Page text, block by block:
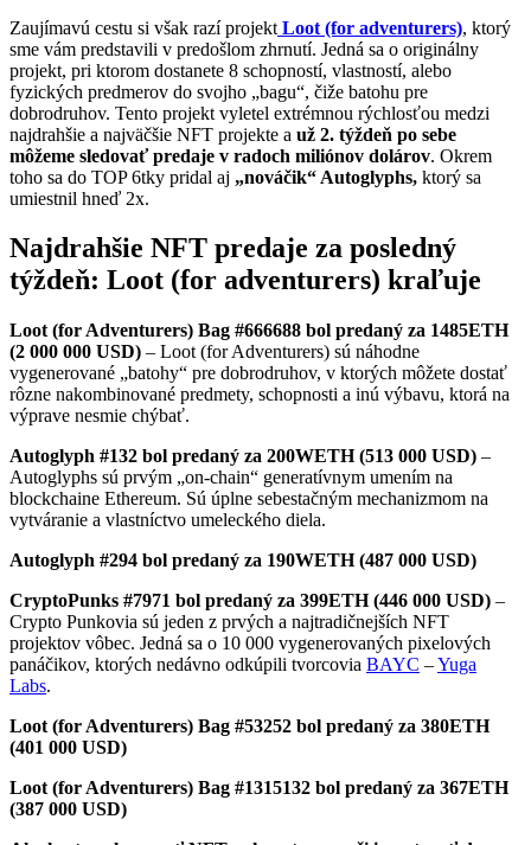
Zaujímavú cestu si však razí projekt Loot (for adventurers), ktorý
sme vám predstavili v predošlom zhrnutí. Jedná sa o originálny
projekt, pri ktorom dostanete 8 schopností, vlastností, alebo
fyzických predmerov do svojho „bagu“, čiže batohu pre
dobrodruhov. Tento projekt vyletel extrémnou rýchlosťou medzi
najdrahšie a najväčšie NFT projekte a už 2. týždeň po sebe
môžeme sledovať predaje v radoch miliónov dolárov. Okrem
toho sa do TOP 6tky pridal aj „nováčik“ Autoglyphs, ktorý sa
umiestnil hneď 2x.
Najdrahšie NFT predaje za posledný
týždeň: Loot (for adventurers) kraľuje
Loot (for Adventurers) Bag #666688 bol predaný za 1485ETH
(2 000 000 USD) – Loot (for Adventurers) sú náhodne
vygenerované „batohy“ pre dobrodruhov, v ktorých môžete dostať
rôzne nakombinované predmety, schopnosti a inú výbavu, ktorá na
výprave nesmie chýbať.
Autoglyph #132 bol predaný za 200WETH (513 000 USD) –
Autoglyphs sú prvým „on-chain“ generatívnym umením na
blockchaine Ethereum. Sú úplne sebestačným mechanizmom na
vytváranie a vlastníctvo umeleckého diela.
Autoglyph #294 bol predaný za 190WETH (487 000 USD)
CryptoPunks #7971 bol predaný za 399ETH (446 000 USD) –
Crypto Punkovia sú jeden z prvých a najtradičnejších NFT
projektov vôbec. Jedná sa o 10 000 vygenerovaných pixelových
panáčikov, ktorých nedávno odkúpili tvorcovia BAYC –Yuga
Labs.
Loot (for Adventurers) Bag #53252 bol predaný za 380ETH
(401 000 USD)
Loot (for Adventurers) Bag #1315132 bol predaný za 367ETH
(387 000 USD)